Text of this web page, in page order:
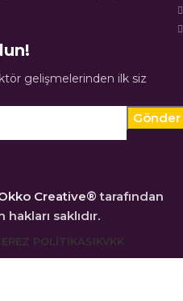
gelişmelerinden ilk siz
Creative® tarafından
hakları saklıdır.
POLITIKASIKVKK